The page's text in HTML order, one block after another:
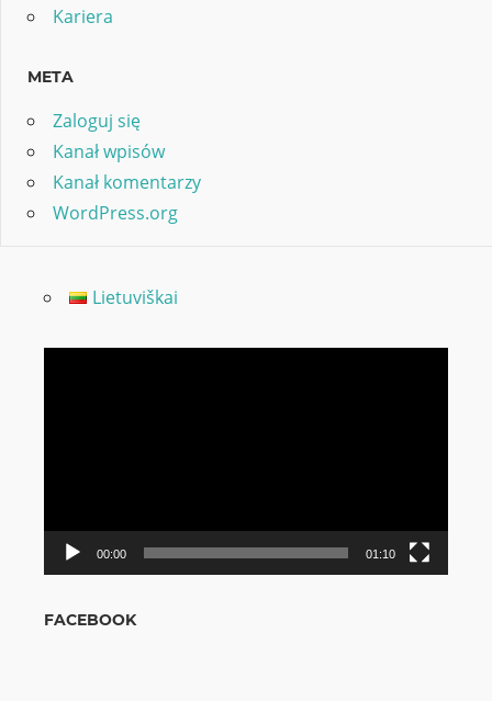
Kariera
META
Zaloguj się
Kanał wpisów
Kanał komentarzy
WordPress.org
Lietuviškai
00:00 01:10
FACEBOOK